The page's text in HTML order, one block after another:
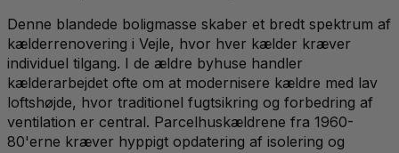
Denne blandede boligmasse skaber et bredt spektrum af
kælderrenovering i Vejle, hvor hver kælder kræver
individuel tilgang. I de ældre byhuse handler
kælderarbejdet ofte om at modernisere kældre med lav
loftshøjde, hvor traditionel fugtsikring og forbedring af
ventilation er central. Parcelhuskældrene fra 1960-
80'erne kræver hyppigt opdatering af isolering og